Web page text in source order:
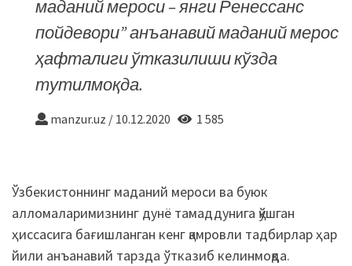
маданий мероси – янги Ренессанс
пойдевори” анъанавий маданий мерос
ҳафталиги ўтказилиши кўзда
тутилмоқда.
manzur.uz / 10.12.2020 1 585
Ўзбекистоннинг маданий мероси ва буюк
алломаларимизнинг дунё тамаддунига қўшган
ҳиссасига бағишланган кенг қамровли тадбирлар ҳар
йили анъанавий тарзда ўтказиб келинмоқда.